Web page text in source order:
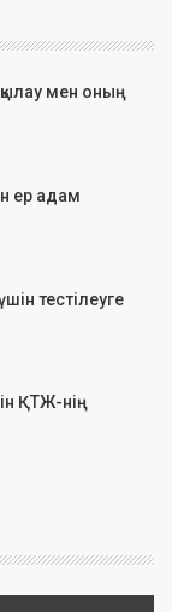
мен оның
ер адам
тестілеуге
ҚТЖ-нің